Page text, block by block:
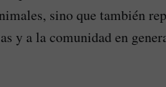
sino que también
y a la comunidad en